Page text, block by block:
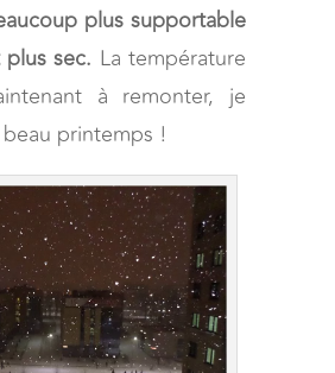
plus supportable
sec. La température
à remonter, je
printemps !